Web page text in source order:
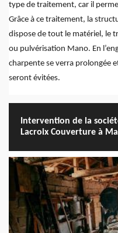
type de traitement, car il
Grâce à ce traitement, la
dispose de tout le matériel, le
ou pulvérisation Mano. En
charpente se verra prolongée
seront évitées.
Intervention de la
Lacroix Couverture à